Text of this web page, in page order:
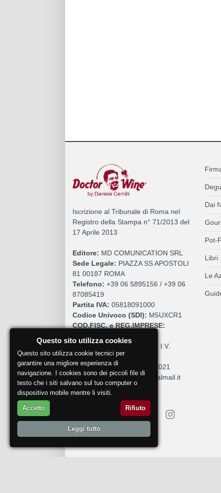
Iscrizione al Tribunale di Roma nel
Registro della Stampa n° 71/2013 del
17 Aprile 2013
Editore: MD COMUNICATION SRL
Sede Legale: PIAZZA SS APOSTOLI
81 00187 ROMA
Telefono: +39 06 5895156 / +39 06
87085419
Partita IVA: 05818091000
Codice Univoco (SDI): M5UXCR1
COD.FISC. e REG.IMPRESE:
€. 10.200,00 I.V.
REA:RM 930252
Roc:36580 del 5 maggio 2021
Pec:mdcomunication@legalmail.it
Dai
Pot-
Libri
Le
Questo sito utilizza cookies
Questo sito utilizza cookie tecnici per
garantire una migliore esperienza di
navigazione. I cookies sono dei piccoli file di
testo che i siti salvano sul tuo computer o
dispositivo mobile mentre li visiti.
Accetto Rifiuto
Leggi tutto